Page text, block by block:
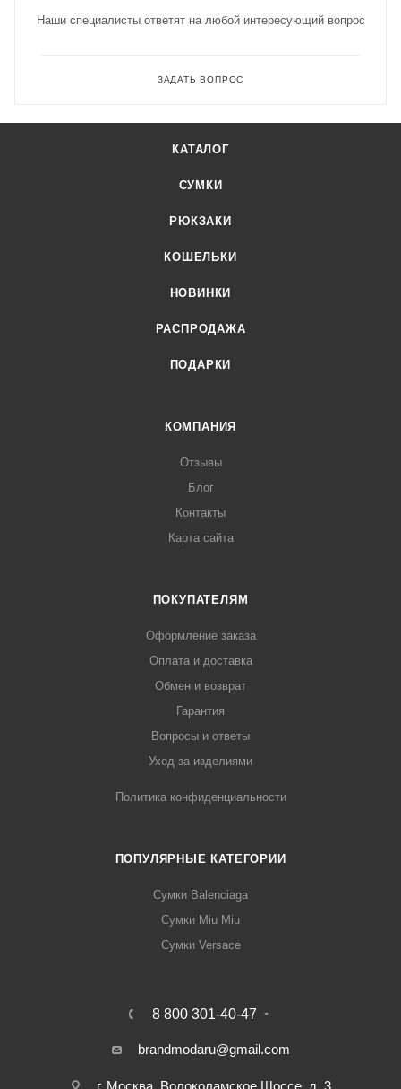
Наши специалисты ответят на любой интересующий вопрос
ЗАДАТЬ ВОПРОС
КАТАЛОГ
СУМКИ
РЮКЗАКИ
КОШЕЛЬКИ
НОВИНКИ
РАСПРОДАЖА
ПОДАРКИ
КОМПАНИЯ
Отзывы
Блог
Контакты
Карта сайта
ПОКУПАТЕЛЯМ
Оформление заказа
Оплата и доставка
Обмен и возврат
Гарантия
Вопросы и ответы
Уход за изделиями
Политика конфиденциальности
ПОПУЛЯРНЫЕ КАТЕГОРИИ
Сумки Balenciaga
Сумки Miu Miu
Сумки Versace
8 800 301-40-47
brandmodaru@gmail.com